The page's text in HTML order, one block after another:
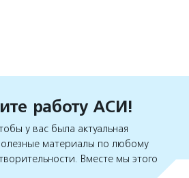
работу АСИ!
у вас была актуальная
материалы по любому
Вместе мы этого